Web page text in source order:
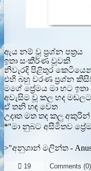
ඇය නම් වූ ප්‍රශ්න පත්‍රය
ඉතා සංකීර්ණ වූවකි
නිවැරදි පිළිතුර
එහි බහු වරණ ප්‍රශ්න
මගේ ප්‍රේමය මා හට ඉතා
අවැසිම වූ කල හද මඬලට
ඒ තනි හඳ වෙත
උදෘත මත තද කලු
*"මා නුබට අසීමිතව
>"අනුශාන් මලින්ත -
 19 Comments (0)